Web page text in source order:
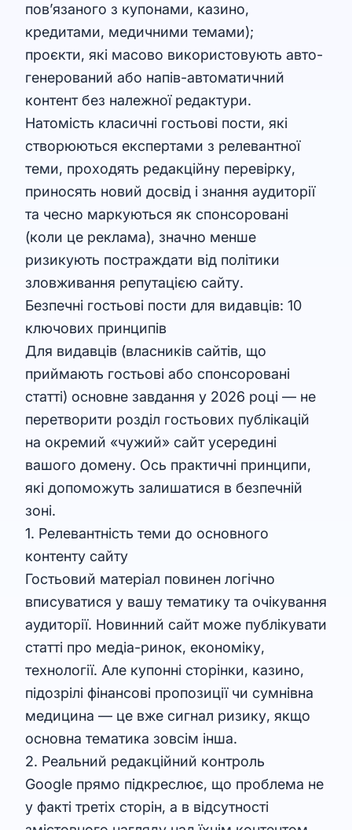
пов’язаного з купонами, казино,
кредитами, медичними темами);
проєкти, які масово використовують авто-
генерований або напів-автоматичний
контент без належної редактури.
Натомість класичні гостьові пости, які
створюються експертами з релевантної
теми, проходять редакційну перевірку,
приносять новий досвід і знання аудиторії
та чесно маркуються як спонсоровані
(коли це реклама), значно менше
ризикують постраждати від політики
зловживання репутацією сайту.
Безпечні гостьові пости для видавців: 10
ключових принципів
Для видавців (власників сайтів, що
приймають гостьові або спонсоровані
статті) основне завдання у 2026 році — не
перетворити розділ гостьових публікацій
на окремий «чужий» сайт усередині
вашого домену. Ось практичні принципи,
які допоможуть залишатися в безпечній
зоні.
1. Релевантність теми до основного
контенту сайту
Гостьовий матеріал повинен логічно
вписуватися у вашу тематику та очікування
аудиторії. Новинний сайт може публікувати
статті про медіа-ринок, економіку,
технології. Але купонні сторінки, казино,
підозрілі фінансові пропозиції чи сумнівна
медицина — це вже сигнал ризику, якщо
основна тематика зовсім інша.
2. Реальний редакційний контроль
Google прямо підкреслює, що проблема не
у факті третіх сторін, а в відсутності